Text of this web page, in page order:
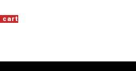
cart